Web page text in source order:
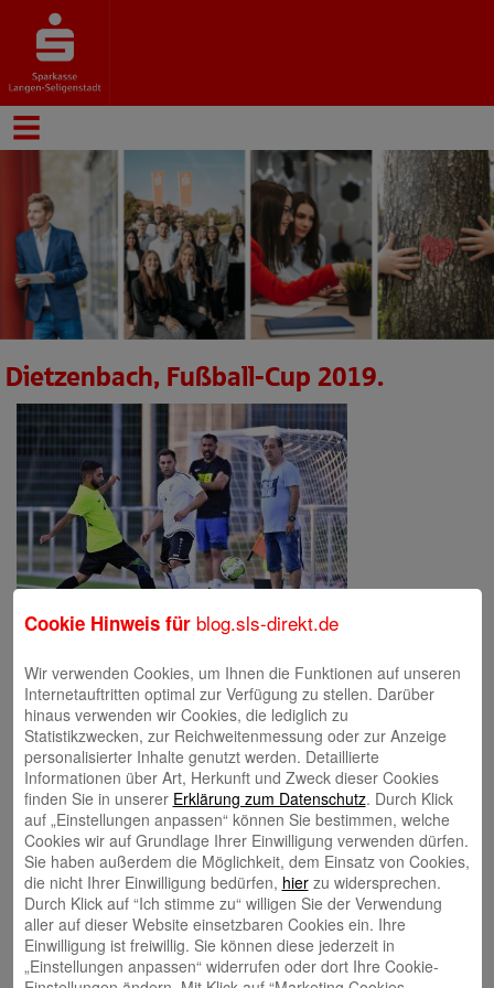
Dietzenbach, Fußball-Cup 2019.
Schreibe einen Kommentar
Deine E-Mail-Adresse wird nicht veröffentlicht. Erforderliche Felder
sind mit*markiert
Name*
Cookie Hinweis für blog.sls-direkt.de
Wir verwenden Cookies, um Ihnen die Funktionen auf unseren
Internetauftritten optimal zur Verfügung zu stellen. Darüber
hinaus verwenden wir Cookies, die lediglich zu
Statistikzwecken, zur Reichweitenmessung oder zur Anzeige
personalisierter Inhalte genutzt werden. Detaillierte
Informationen über Art, Herkunft und Zweck dieser Cookies
finden Sie in unserer Erklärung zum Datenschutz. Durch Klick
auf „Einstellungen anpassen“ können Sie bestimmen, welche
Cookies wir auf Grundlage Ihrer Einwilligung verwenden dürfen.
Sie haben außerdem die Möglichkeit, dem Einsatz von Cookies,
die nicht Ihrer Einwilligung bedürfen, hierzu widersprechen.
Durch Klick auf “Ich stimme zu“ willigen Sie der Verwendung
aller auf dieser Website einsetzbaren Cookies ein. Ihre
Einwilligung ist freiwillig. Sie können diese jederzeit in
„Einstellungen anpassen“ widerrufen oder dort Ihre Cookie-